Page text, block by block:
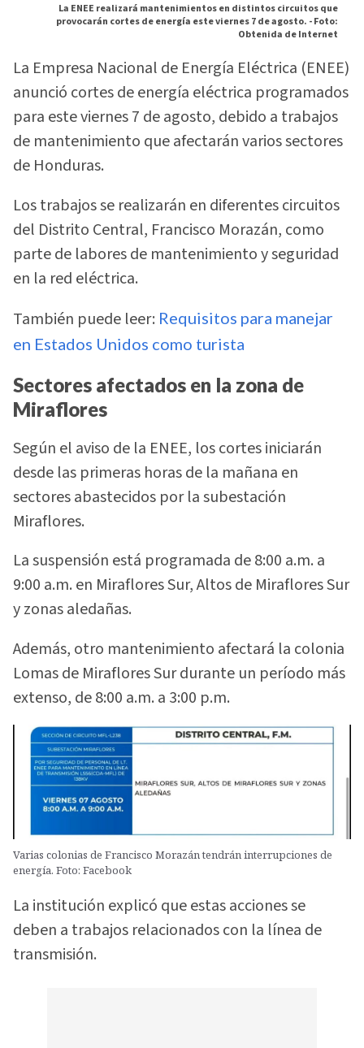
La ENEE realizará mantenimientos en distintos circuitos que
provocarán cortes de energía este viernes 7 de agosto. -Foto:
Obtenida de Internet
La Empresa Nacional de Energía Eléctrica (ENEE)
anunció cortes de energía eléctrica programados
para este viernes 7 de agosto, debido a trabajos
de mantenimiento que afectarán varios sectores
de Honduras.
Los trabajos se realizarán en diferentes circuitos
del Distrito Central, Francisco Morazán, como
parte de labores de mantenimiento y seguridad
en la red eléctrica.
También puede leer: Requisitos para manejar
en Estados Unidos como turista
Sectores afectados en la zona de
Miraflores
Según el aviso de la ENEE, los cortes iniciarán
desde las primeras horas de la mañana en
sectores abastecidos por la subestación
Miraflores.
La suspensión está programada de 8:00 a.m. a
9:00 a.m. en Miraflores Sur, Altos de Miraflores Sur
y zonas aledañas.
Además, otro mantenimiento afectará la colonia
Lomas de Miraflores Sur durante un período más
extenso, de 8:00 a.m. a 3:00 p.m.
Varias colonias de Francisco Morazán tendrán interrupciones de
energía. Foto: Facebook
La institución explicó que estas acciones se
deben a trabajos relacionados con la línea de
transmisión.